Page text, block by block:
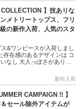
COLLECTION 】技ありな
メトリートップス、フリ
の新作入荷、人気のスタ
&ワンピースが入荷しまし
存在感のあるデザインは コ
なし 大人っぽさがありつ
新作入荷
CAMPAIGN !! 】
セール除外アイテムが